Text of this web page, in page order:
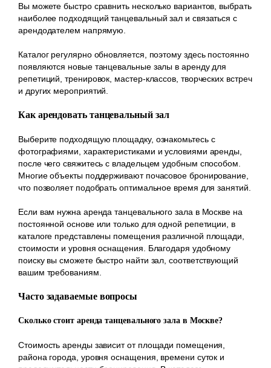
Вы можете быстро сравнить несколько вариантов, выбрать
наиболее подходящий танцевальный зал и связаться с
арендодателем напрямую.
Каталог регулярно обновляется, поэтому здесь постоянно
появляются новые танцевальные залы в аренду для
репетиций, тренировок, мастер-классов, творческих встреч
и других мероприятий.
Как арендовать танцевальный зал
Выберите подходящую площадку, ознакомьтесь с
фотографиями, характеристиками и условиями аренды,
после чего свяжитесь с владельцем удобным способом.
Многие объекты поддерживают почасовое бронирование,
что позволяет подобрать оптимальное время для занятий.
Если вам нужна аренда танцевального зала в Москве на
постоянной основе или только для одной репетиции, в
каталоге представлены помещения различной площади,
стоимости и уровня оснащения. Благодаря удобному
поиску вы сможете быстро найти зал, соответствующий
вашим требованиям.
Часто задаваемые вопросы
Сколько стоит аренда танцевального зала в Москве?
Стоимость аренды зависит от площади помещения,
района города, уровня оснащения, времени суток и